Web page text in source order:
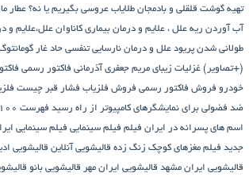
تهیه گوشت قلقلی و بادمجان طلایاب عروسی بگیریم یا نه؟ عطار
آب آوردن ریه علل ، علایم و درمان بیماری کاناوان علل،علایم و
طولانی شدن پریود علل و درمان نارسایی تنفسی حاد غار
(+تصاویر) غزلیات زیبای مریم جعفری آذرمانی فاکتور رسمی
خودرو فروش فاکتور رسمی فروش فلزیاب فشار قبر چیست
ضد فضولی برای نمایشگرهای کامپیوتر از راه رسید
اسم های پسرانه در ایران فیلم فیلم سینمایی فیلم سینمایی
جدید فیلم مغزهای کوچک زنگ زده قالیشویی آنلاین قالیشویی
قالیشویی ایران مشهد قالیشویی ایران مهر قالیشویی بانو